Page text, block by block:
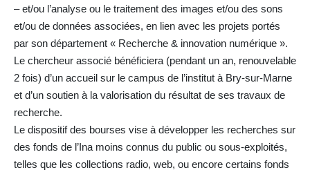
– et/ou l’analyse ou le traitement des images et/ou des sons
et/ou de données associées, en lien avec les projets portés
par son département « Recherche & innovation numérique ».
Le chercheur associé bénéficiera (pendant un an, renouvelable
2 fois) d’un accueil sur le campus de l’institut à Bry-sur-Marne
et d’un soutien à la valorisation du résultat de ses travaux de
recherche.
Le dispositif des bourses vise à développer les recherches sur
des fonds de l’Ina moins connus du public ou sous-exploités,
telles que les collections radio, web, ou encore certains fonds